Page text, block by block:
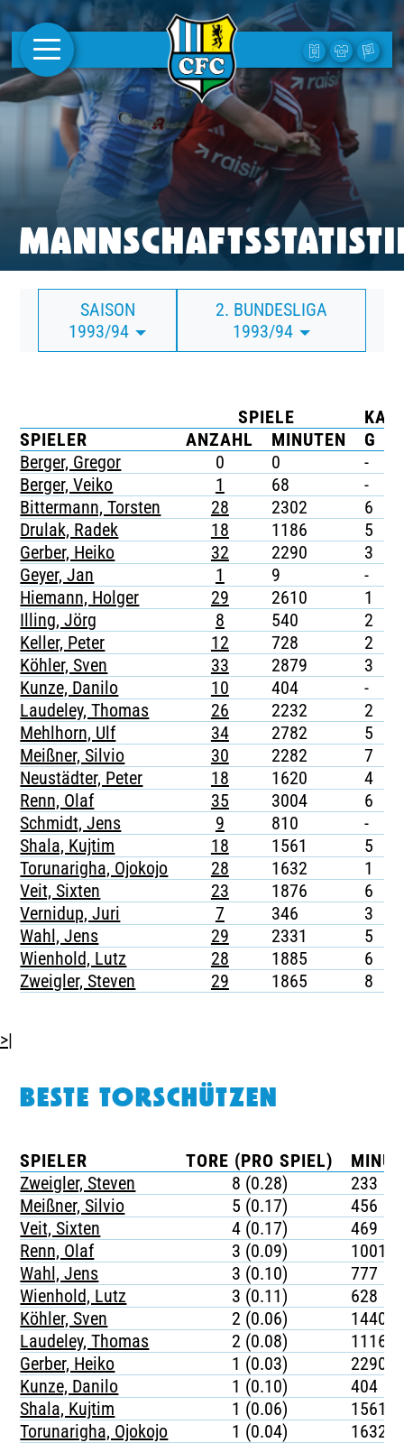
AKTUELLES
1. MANNSCHAFT
FRAUEN
CAMPUS
CLUB
CLUBMITGLIEDSCHAFT
BUSINESS
TICKETING
SAISON
1993/94
2. BUNDESLIGA
1993/94
SPIELE
SPIELER
ANZAHL MINUTEN G
Berger, Gregor
0 0 -
Berger, Veiko
1 68 -
Bittermann, Torsten
28 2302 6
Drulak, Radek
18 1186 5
Gerber, Heiko
32 2290 3
Geyer, Jan
1 9 -
Hiemann, Holger
29 2610 1
Illing, Jörg
8 540 2
Keller, Peter
12 728 2
Köhler, Sven
33 2879 3
Kunze, Danilo
10 404 -
Laudeley, Thomas
26 2232 2
Mehlhorn, Ulf
34 2782 5
Meißner, Silvio
30 2282 7
Neustädter, Peter
18 1620 4
Renn, Olaf
35 3004 6
Schmidt, Jens
9 810 -
Shala, Kujtim
18 1561 5
Torunarigha, Ojokojo
28 1632 1
Veit, Sixten
23 1876 6
Vernidup, Juri
7 346 3
Wahl, Jens
29 2331 5
Wienhold, Lutz
28 1885 6
Zweigler, Steven
29 1865 8
>|
BESTE TORSCHÜTZEN
SPIELER TORE (PRO SPIEL)
Zweigler, Steven
8 (0.28)
233
Meißner, Silvio
5 (0.17)
456
Veit, Sixten
4 (0.17)
469
Renn, Olaf
3 (0.09)
1001
Wahl, Jens
3 (0.10)
777
Wienhold, Lutz
3 (0.11)
628
Köhler, Sven
2 (0.06)
1440
Laudeley, Thomas
2 (0.08)
1116
Gerber, Heiko
1 (0.03)
2290
Kunze, Danilo
1 (0.10)
404
Shala, Kujtim
1 (0.06)
1561
Torunarigha, Ojokojo
1 (0.04) 1632